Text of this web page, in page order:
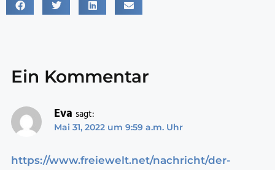
Ein Kommentar
Eva sagt:
Mai 31, 2022 um 9:59 a.m. Uhr
https://www.freiewelt.net/nachricht/der-